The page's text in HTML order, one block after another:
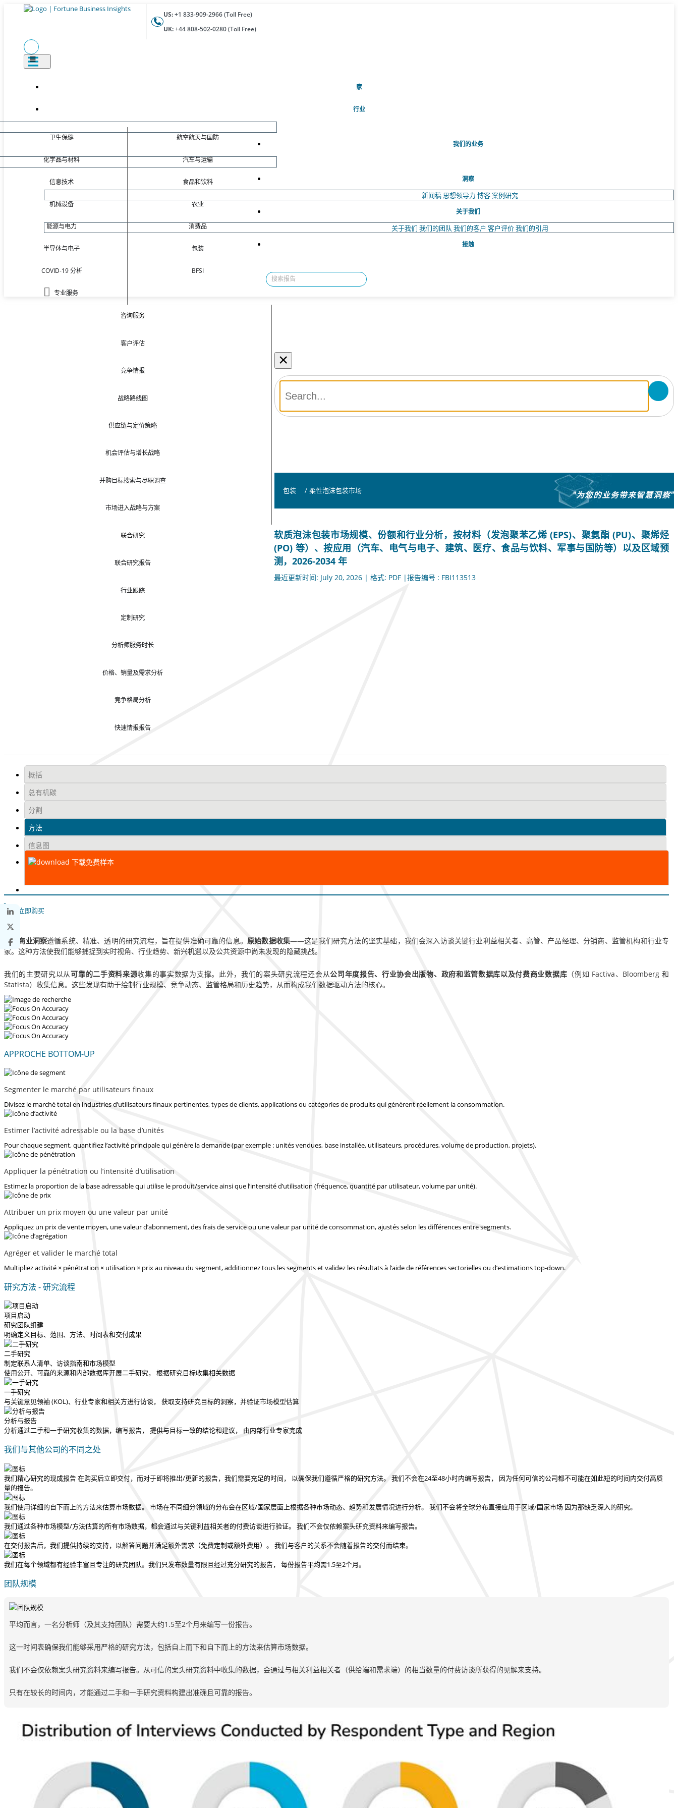
US:+1 833-909-2966 (Toll Free)
UK:+44 808-502-0280 (Toll Free)
家(当前的)
行业
卫生保健
化学品与材料
信息技术
机械设备
能源与电力
半导体与电子
COVID-19 分析
专业服务
航空航天与国防
汽车与运输
食品和饮料
农业
消费品
包装
BFSI
我们的业务
咨询服务
客户评估
竞争情报
战略路线图
供应链与定价策略
机会评估与增长战略
并购目标搜索与尽职调查
市场进入战略与方案
联合研究
联合研究报告
行业跟踪
定制研究
分析师服务时长
价格、销量及需求分析
竞争格局分析
快速情报报告
洞察
新闻稿 思想领导力 博客案例研究
关于我们
关于我们 我们的团队 我们的客户 客户评价我们的引用
接触
×
包装 / 柔性泡沫包装市场 "为您的业务带来智慧洞察"
软质泡沫包装市场规模、份额和行业分析，按材料（发泡聚苯乙烯 (EPS)、聚氨酯 (PU)、聚烯烃
(PO) 等）、按应用（汽车、电气与电子、建筑、医疗、食品与饮料、军事与国防等）以及区域预
测，2026-2034 年
最近更新时间: July 20, 2026 | 格式: PDF |报告编号 : FBI113513
概括
总有机碳
分割
方法
信息图
下载免费样本
立即购买
财富商业洞察遵循系统、精准、透明的研究流程，旨在提供准确可靠的信息。 原始数据收集——这是我们研究方法的坚实基础，我们会深入访谈关键行业利益相关者、高管、产品经理、分销商、监管机构和行业专
家。这种方法使我们能够捕捉到实时视角、行业趋势、新兴机遇以及公共资源中尚未发现的隐藏挑战。
我们的主要研究以从可靠的二手资料来源收集的事实数据为支撑。此外，我们的案头研究流程还会从公司年度报告、行业协会出版物、政府和监管数据库以及付费商业数据库 （例如 Factiva、Bloomberg 和
Statista）收集信息。这些发现有助于绘制行业规模、竞争动态、监管格局和历史趋势，从而构成我们数据驱动方法的核心。
APPROCHE BOTTOM-UP
Segmenter le marché par utilisateurs finaux
Divisez le marché total en industries d’utilisateurs finaux pertinentes, types de clients, applications ou catégories de produits qui génèrent réellement la consommation.
Estimer l’activité adressable ou la base d’unités
Pour chaque segment, quantifiez l’activité principale qui génère la demande (par exemple : unités vendues, base installée, utilisateurs, procédures, volume de production, projets).
Appliquer la pénétration ou l’intensité d’utilisation
Estimez la proportion de la base adressable qui utilise le produit/service ainsi que l’intensité d’utilisation (fréquence, quantité par utilisateur, volume par unité).
Attribuer un prix moyen ou une valeur par unité
Appliquez un prix de vente moyen, une valeur d’abonnement, des frais de service ou une valeur par unité de consommation, ajustés selon les différences entre segments.
Agréger et valider le marché total
Multipliez activité × pénétration × utilisation × prix au niveau du segment, additionnez tous les segments et validez les résultats à l’aide de références sectorielles ou d’estimations top-down.
研究方法 - 研究流程
项目启动
研究团队组建
明确定义目标、范围、方法、时间表和交付成果
二手研究
制定联系人清单、访谈指南和市场模型
使用公开、可靠的来源和内部数据库开展二手研究， 根据研究目标收集相关数据
一手研究
与关键意见领袖 (KOL)、行业专家和相关方进行访谈， 获取支持研究目标的洞察，并验证市场模型估算
分析与报告
分析通过二手和一手研究收集的数据，编写报告， 提供与目标一致的结论和建议， 由内部行业专家完成
我们与其他公司的不同之处
我们精心研究的现成报告在购买后立即交付，而对于即将推出/更新的报告，我们需要充足的时间， 以确保我们遵循严格的研究方法。 我们不会在24至48小时内编写报告， 因为任何可信的公司都不可能在如此短的时间内交付高质
量的报告。
我们使用详细的自下而上的方法来估算市场数据。 市场在不同细分领域的分布会在区域/国家层面上根据各种市场动态、趋势和发展情况进行分析。 我们不会将全球分布直接应用于区域/国家市场 因为那缺乏深入的研究。
我们通过各种市场模型/方法估算的所有市场数据，都会通过与关键利益相关者的付费访谈进行验证。 我们不会仅依赖案头研究资料来编写报告。
在交付报告后，我们提供持续的支持，以解答问题并满足额外需求（免费定制或额外费用）。 我们与客户的关系不会随着报告的交付而结束。
我们在每个领域都有经验丰富且专注的研究团队。我们只发布数量有限且经过充分研究的报告， 每份报告平均需1.5至2个月。
团队规模
平均而言，一名分析师（及其支持团队）需要大约1.5至2个月来编写一份报告。
这一时间表确保我们能够采用严格的研究方法，包括自上而下和自下而上的方法来估算市场数据。
我们不会仅依赖案头研究资料来编写报告。从可信的案头研究资料中收集的数据，会通过与相关利益相关者（供给端和需求端）的相当数量的付费访谈所获得的见解来支持。
只有在较长的时间内，才能通过二手和一手研究资料构建出准确且可靠的报告。